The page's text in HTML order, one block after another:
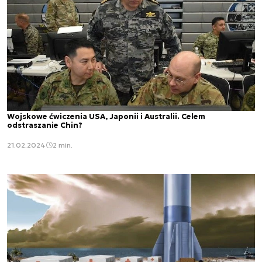
Wojskowe ćwiczenia USA, Japonii i Australii. Celem
odstraszanie Chin?
21.02.2024 2 min.